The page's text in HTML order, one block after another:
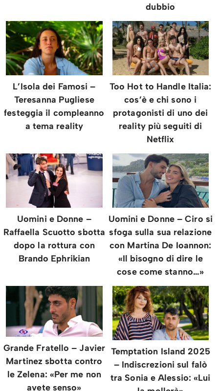
dubbio
L’Isola dei Famosi –
Teresanna Pugliese
festeggia il compleanno
a tema reality
Too Hot to Handle Italia:
cos’è e chi sono i
protagonisti di uno dei
reality più seguiti di
Netflix
Uomini e Donne –
Raffaella Scuotto sbotta
dopo la rottura con
Brando Ephrikian
Uomini e Donne – Ciro si
sfoga sulla sua relazione
con Martina De Ioannon:
«Il bisogno di dire le
cose come stanno…»
Grande Fratello – Javier
Martinez sbotta contro
le Zelena: «Per me non
avete senso»
Temptation Island 2025
– Indiscrezioni sul falò
tra Sonia e Alessio: «Lui